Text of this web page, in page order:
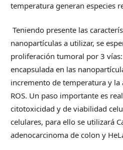
temperatura generan especies
Teniendo presente las
nanopartículas a utilizar, se
proliferación tumoral por 3
encapsulada en las
incremento de temperatura y
ROS. Un paso importante es
citotoxicidad y de viabilidad
celulares, para ello se utilizará
adenocarcinoma de colon y